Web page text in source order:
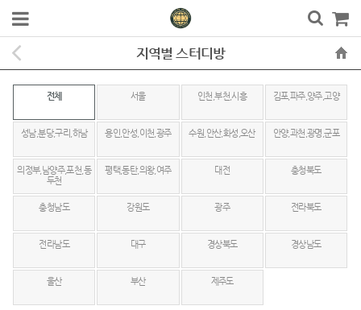
지역별 스터디방
전체 서울 인천,부천,시흥 김포,파주,양주,고양
성남,분당,구리,하남 용인,안성,이천,광주 수원,안산,화성,오산 안양,과천,광명,군포
의정부,남양주,포천,동
두천
평택,동탄,의왕,여주 대전 충청북도
충청남도 강원도 광주 전라북도
전라남도 대구 경상북도 경상남도
울산 부산 제주도